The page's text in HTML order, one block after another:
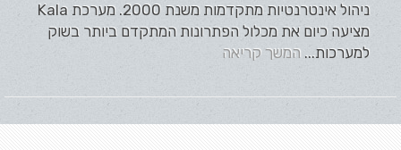
ניהול אינטרנטיות מתקדמות משנת 2000. מערכת Kala
מציעה כיום את מכלול הפתרונות המתקדם ביותר בשוק
למערכות... המשך קריאה